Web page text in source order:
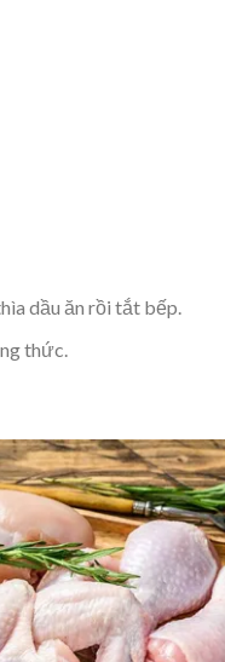
dầu ăn rồi tắt bếp.
thức.